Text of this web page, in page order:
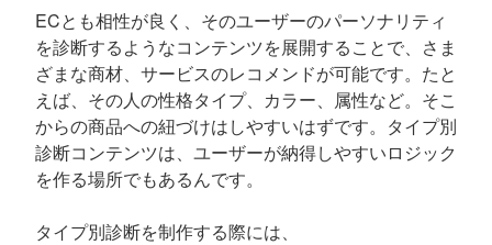
ECとも相性が良く、そのユーザーのパーソナリティ
を診断するようなコンテンツを展開することで、さま
ざまな商材、サービスのレコメンドが可能です。たと
えば、その人の性格タイプ、カラー、属性など。そこ
からの商品への紐づけはしやすいはずです。タイプ別
診断コンテンツは、ユーザーが納得しやすいロジック
を作る場所でもあるんです。
タイプ別診断を制作する際には、